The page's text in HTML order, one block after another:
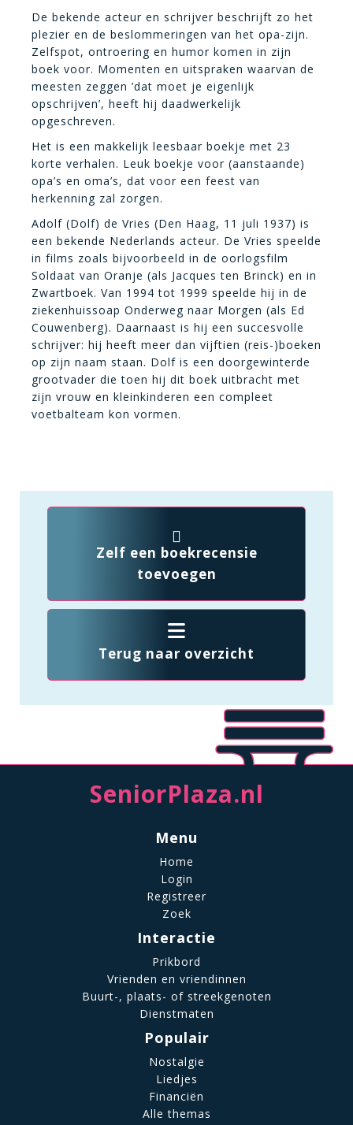
De bekende acteur en schrijver beschrijft zo het
plezier en de beslommeringen van het opa-zijn.
Zelfspot, ontroering en humor komen in zijn
boek voor. Momenten en uitspraken waarvan de
meesten zeggen ’dat moet je eigenlijk
opschrijven’, heeft hij daadwerkelijk
opgeschreven.
Het is een makkelijk leesbaar boekje met 23
korte verhalen. Leuk boekje voor (aanstaande)
opa’s en oma’s, dat voor een feest van
herkenning zal zorgen.
Adolf (Dolf) de Vries (Den Haag, 11 juli 1937) is
een bekende Nederlands acteur. De Vries speelde
in films zoals bijvoorbeeld in de oorlogsfilm
Soldaat van Oranje (als Jacques ten Brinck) en in
Zwartboek. Van 1994 tot 1999 speelde hij in de
ziekenhuissoap Onderweg naar Morgen (als Ed
Couwenberg). Daarnaast is hij een succesvolle
schrijver: hij heeft meer dan vijftien (reis-)boeken
op zijn naam staan. Dolf is een doorgewinterde
grootvader die toen hij dit boek uitbracht met
zijn vrouw en kleinkinderen een compleet
voetbalteam kon vormen.
Zelf een boekrecensie
toevoegen
Terug naar overzicht
SeniorPlaza.nl
Menu
Home
Login
Registreer
Zoek
Interactie
Prikbord
Vrienden en vriendinnen
Buurt-, plaats- of streekgenoten
Dienstmaten
Populair
Nostalgie
Liedjes
Financiën
Alle themas